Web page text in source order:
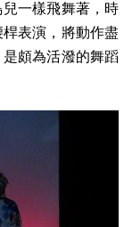
兒一樣飛舞著，時
表演，將動作盡
頗為活潑的舞蹈